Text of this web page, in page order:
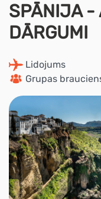
SPĀNIJA -
DĀRGUMI
Lidojums
Grupas